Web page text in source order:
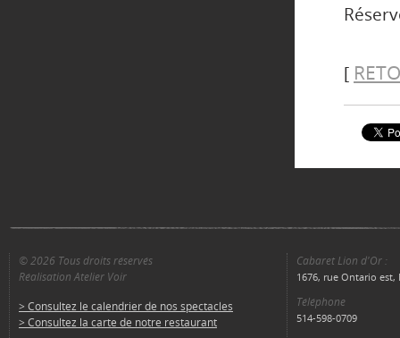
[
© 2026 Tous droits réservés
Réalisation Atelier Voir
> Consultez le calendrier de nos spectacles
> Consultez la carte de notre restaurant
Cabaret Lion d'Or :
1676, rue Ontario est,
Téléphone
514-598-0709